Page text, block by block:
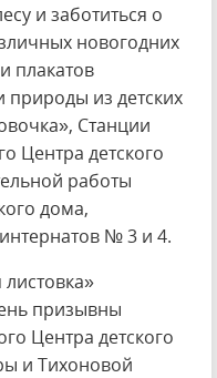
и заботиться о
новогодних
плакатов
из детских
Станции
Центра детского
работы
дома,
№ 3 и 4.
призывны
Центра детского
и Тихоновой